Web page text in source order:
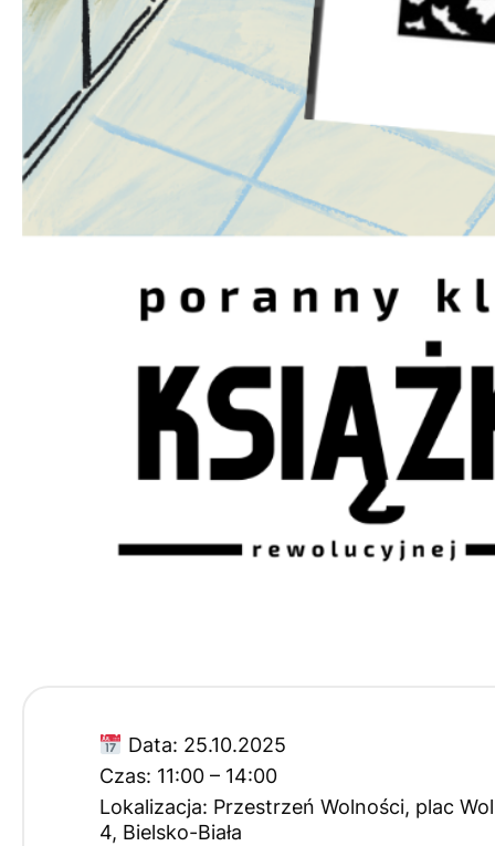
Data: 25.10.2025
Czas: 11:00 – 14:00
Lokalizacja: Przestrzeń Wolności, plac
4, Bielsko-Biała